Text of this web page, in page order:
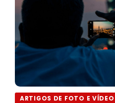
ARTIGOS DE FOTO E VÍDEO